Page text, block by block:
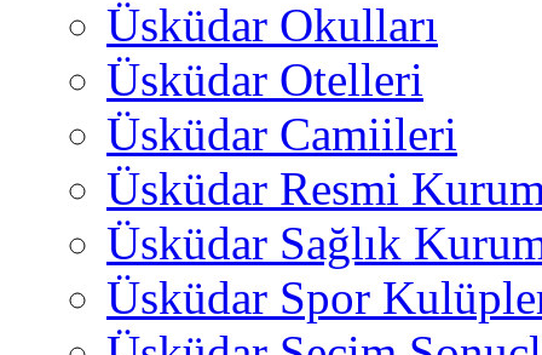
Üsküdar Okulları
Üsküdar Otelleri
Üsküdar Camiileri
Üsküdar Resmi
Üsküdar Sağlık
Üsküdar Spor